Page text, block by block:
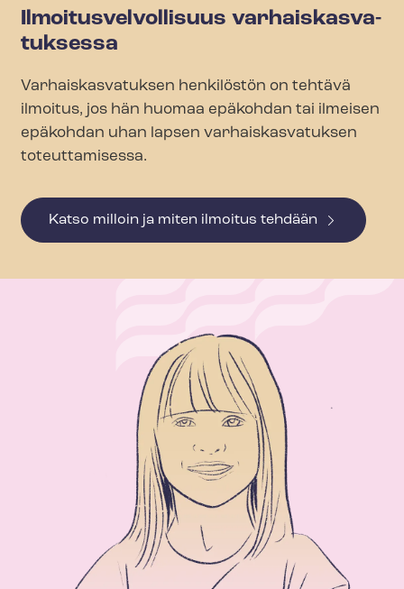
Il­moi­tus­vel­vol­li­suus var­hais­kas­va­
tuk­ses­sa
Var­hais­kas­va­tuk­sen henkilöstön on tehtävä
ilmoitus, jos hän huomaa epäkohdan tai ilmeisen
epäkohdan uhan lapsen var­hais­kas­va­tuk­sen
toteuttamisessa.
Katso milloin ja miten ilmoitus tehdään